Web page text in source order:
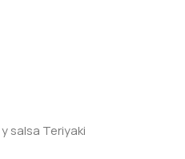
salsa Teriyaki